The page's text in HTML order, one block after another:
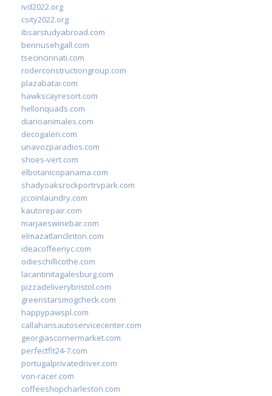
ivd2022.org
csity2022.org
ibsarstudyabroad.com
bennusehgall.com
tsecincinnati.com
roderconstructiongroup.com
plazabatai.com
hawkscayresort.com
hellonquads.com
diarioanimales.com
decogaleri.com
unavozparadios.com
shoes-vert.com
elbotanicopanama.com
shadyoaksrockportrvpark.com
jccoinlaundry.com
kautorepair.com
marjaeswinebar.com
elmazatlanclinton.com
ideacoffeenyc.com
odieschillicothe.com
lacantinitagalesburg.com
pizzadeliverybristol.com
greenstarsmogcheck.com
happypawspl.com
callahansautoservicecenter.com
georgiascornermarket.com
perfectfit24-7.com
portugalprivatedriver.com
von-racer.com
coffeeshopcharleston.com